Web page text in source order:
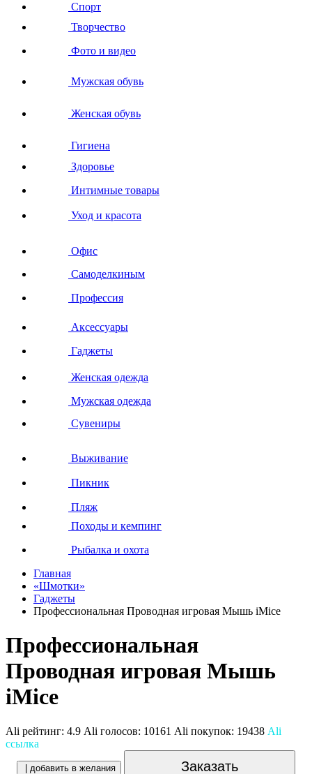
Спорт
Творчество
Фото и видео
Мужская обувь
Женская обувь
Гигиена
Здоровье
Интимные товары
Уход и красота
Офис
Самоделкиным
Профессия
Аксессуары
Гаджеты
Женская одежда
Мужская одежда
Сувениры
Выживание
Пикник
Пляж
Походы и кемпинг
Рыбалка и охота
Главная
«Шмотки»
Гаджеты
Профессиональная Проводная игровая Мышь iMice
Профессиональная
Проводная игровая Мышь
iMice
Ali рейтинг: 4.9 Ali голосов: 10161 Ali покупок: 19438 Ali
ссылка
| добавить в желания Заказать